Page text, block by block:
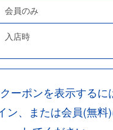
会員のみ
入店時
クーポンを表示するに
ン、または会員(無料